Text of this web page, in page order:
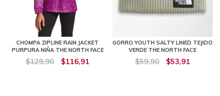
CHOMPA ZIPLINE RAIN JACKET
PURPURA NIÑA THE NORTH FACE
$129,90 $116,91
GORRO YOUTH SALTY LINED TEJIDO
VERDE THE NORTH FACE
$59,90 $53,91